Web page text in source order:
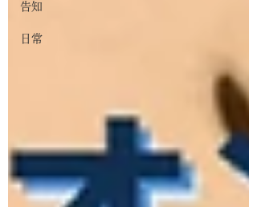
告知
日常